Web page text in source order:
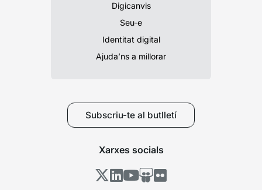
Digicanvis
Seu-e
Identitat digital
Ajuda’ns a millorar
Subscriu-te al butlletí
Xarxes socials